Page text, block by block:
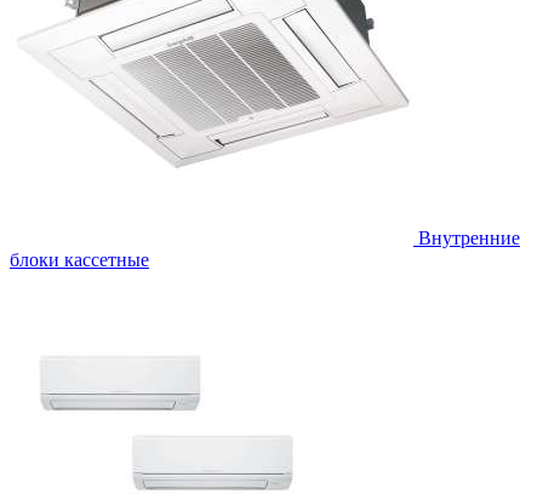
Внутренние
блоки кассетные